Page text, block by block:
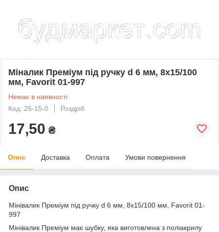
Міналик Преміум під ручку d 6 мм, 8х15/100
мм, Favorit 01-997
Немає в наявності
Код: 26-15-0
Роздріб
17,50 ₴
Опис Доставка Оплата Умови повернення
Опис
Мінівалик Преміум під ручку d 6 мм, 8х15/100 мм, Favorit 01-
997
Мінівалик Преміум має шубку, яка виготовлена з поліакрилу